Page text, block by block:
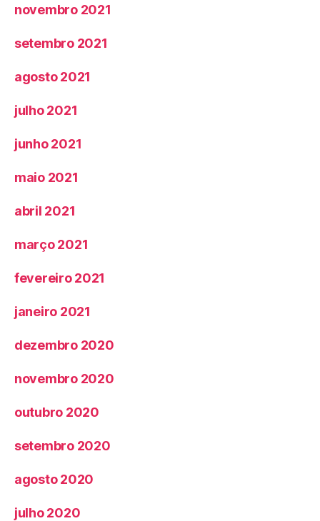
novembro 2021
setembro 2021
agosto 2021
julho 2021
junho 2021
maio 2021
abril 2021
março 2021
fevereiro 2021
janeiro 2021
dezembro 2020
novembro 2020
outubro 2020
setembro 2020
agosto 2020
julho 2020